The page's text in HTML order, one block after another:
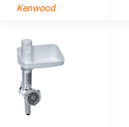
Kenwood